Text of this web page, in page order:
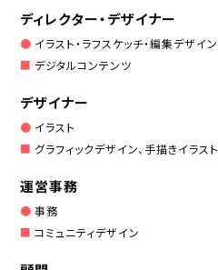
ディレクター・デザイナー
イラスト・ラフスケッチ・編集デザイン
デジタルコンテンツ
デザイナー
イラスト
グラフィックデザイン、手描きイラスト
運営事務
事務
コミュニティデザイン